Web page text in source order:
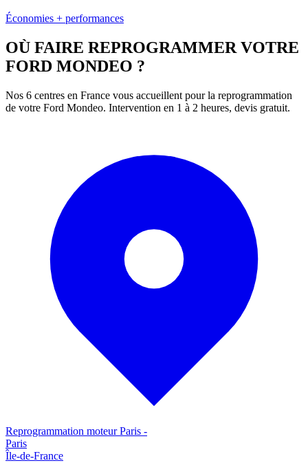
Économies + performances
OÙ FAIRE REPROGRAMMER VOTRE
FORD MONDEO ?
Nos 6 centres en France vous accueillent pour la reprogrammation
de votre Ford Mondeo. Intervention en 1 à 2 heures, devis gratuit.
Reprogrammation moteurParis -
Paris
Île-de-France